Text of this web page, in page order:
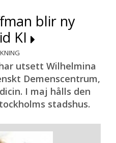
blir ny
KI
utsett Wilhelmina
Demenscentrum,
I maj hålls den
stadshus.